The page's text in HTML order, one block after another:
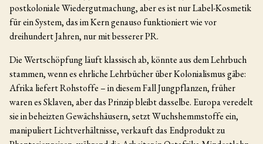
postkoloniale Wiedergutmachung, aber es ist nur Label-Kosmetik
für ein System, das im Kern genauso funktioniert wie vor
dreihundert Jahren, nur mit besserer PR.
Die Wertschöpfung läuft klassisch ab, könnte aus dem Lehrbuch
stammen, wenn es ehrliche Lehrbücher über Kolonialismus gäbe:
Afrika liefert Rohstoffe – in diesem Fall Jungpflanzen, früher
waren es Sklaven, aber das Prinzip bleibt dasselbe. Europa veredelt
sie in beheizten Gewächshäusern, setzt Wuchshemmstoffe ein,
manipuliert Lichtverhältnisse, verkauft das Endprodukt zu